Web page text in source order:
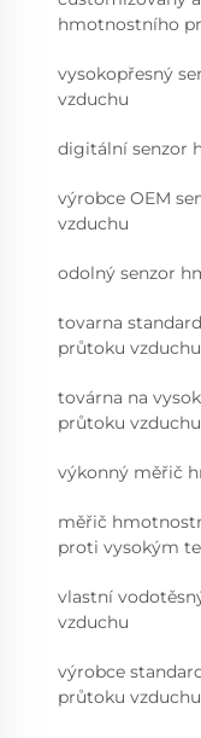
hmotnostního
vysokopřesný
vzduchu
digitální senzor
výrobce OEM
vzduchu
odolný senzor
tovarna
průtoku vzduchu
továrna na
průtoku vzduchu
výkonný měřič
měřič
proti vysokým
vlastní
vzduchu
výrobce
průtoku vzduchu